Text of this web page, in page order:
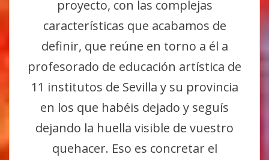
proyecto, con las complejas
características que acabamos de
definir, que reúne en torno a él a
profesorado de educación artística de
11 institutos de Sevilla y su provincia
en los que habéis dejado y seguís
dejando la huella visible de vuestro
quehacer. Eso es concretar el